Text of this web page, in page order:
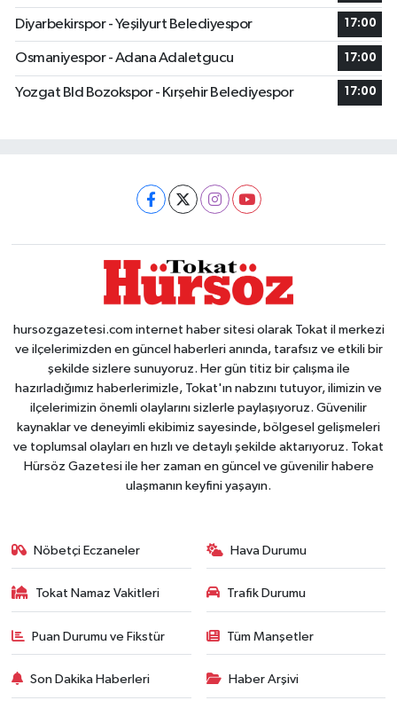
Diyarbekirspor - Yeşilyurt Belediyespor 17:00
Osmaniyespor - Adana Adaletgucu 17:00
Yozgat Bld Bozokspor - Kırşehir Belediyespor 17:00
hursozgazetesi.com internet haber sitesi olarak Tokat il merkezi
ve ilçelerimizden en güncel haberleri anında, tarafsız ve etkili bir
şekilde sizlere sunuyoruz. Her gün titiz bir çalışma ile
hazırladığımız haberlerimizle, Tokat'ın nabzını tutuyor, ilimizin ve
ilçelerimizin önemli olaylarını sizlerle paylaşıyoruz. Güvenilir
kaynaklar ve deneyimli ekibimiz sayesinde, bölgesel gelişmeleri
ve toplumsal olayları en hızlı ve detaylı şekilde aktarıyoruz. Tokat
Hürsöz Gazetesi ile her zaman en güncel ve güvenilir habere
ulaşmanın keyfini yaşayın.
Nöbetçi Eczaneler Hava Durumu
Tokat Namaz Vakitleri Trafik Durumu
Puan Durumu ve Fikstür Tüm Manşetler
Son Dakika Haberleri Haber Arşivi